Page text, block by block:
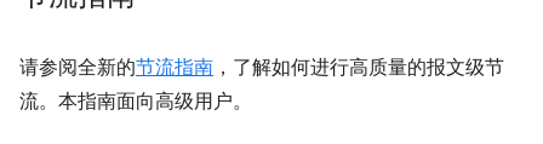
请参阅全新的节流指南 ，了解如何进行高质量的报文级节
流。本指南面向高级用户。